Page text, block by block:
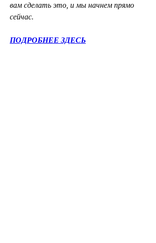
вам сделать это, и мы начнем прямо
сейчас.
ПОДРОБНЕЕ ЗДЕСЬ